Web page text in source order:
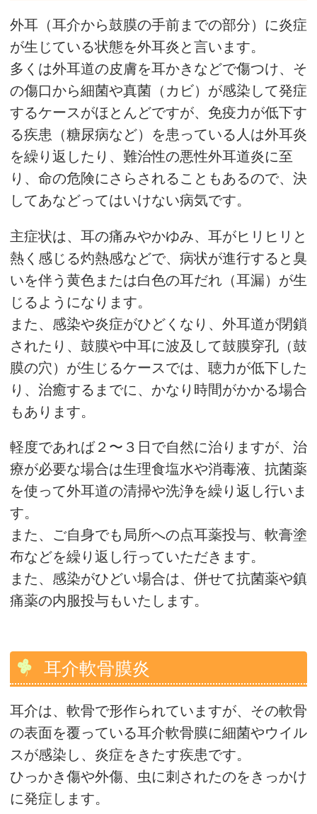
外耳（耳介から鼓膜の手前までの部分）に炎症
が生じている状態を外耳炎と言います。
多くは外耳道の皮膚を耳かきなどで傷つけ、そ
の傷口から細菌や真菌（カビ）が感染して発症
するケースがほとんどですが、免疫力が低下す
る疾患（糖尿病など）を患っている人は外耳炎
を繰り返したり、難治性の悪性外耳道炎に至
り、命の危険にさらされることもあるので、決
してあなどってはいけない病気です。
主症状は、耳の痛みやかゆみ、耳がヒリヒリと
熱く感じる灼熱感などで、病状が進行すると臭
いを伴う黄色または白色の耳だれ（耳漏）が生
じるようになります。
また、感染や炎症がひどくなり、外耳道が閉鎖
されたり、鼓膜や中耳に波及して鼓膜穿孔（鼓
膜の穴）が生じるケースでは、聴力が低下した
り、治癒するまでに、かなり時間がかかる場合
もあります。
軽度であれば２〜３日で自然に治りますが、治
療が必要な場合は生理食塩水や消毒液、抗菌薬
を使って外耳道の清掃や洗浄を繰り返し行いま
す。
また、ご自身でも局所への点耳薬投与、軟膏塗
布などを繰り返し行っていただきます。
また、感染がひどい場合は、併せて抗菌薬や鎮
痛薬の内服投与もいたします。
耳介軟骨膜炎
耳介は、軟骨で形作られていますが、その軟骨
の表面を覆っている耳介軟骨膜に細菌やウイル
スが感染し、炎症をきたす疾患です。
ひっかき傷や外傷、虫に刺されたのをきっかけ
に発症します。